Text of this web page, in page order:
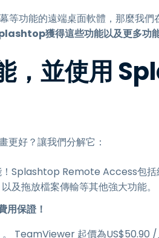
功能的遠端桌面軟體，那麼我們
獲得這些功能以及更多功
，並使用
好？讓我們分解它：
Splashtop Remote Access包括
拖放檔案傳輸等其他強大功能。
保證！
TeamViewer 起價為US$50.90 /